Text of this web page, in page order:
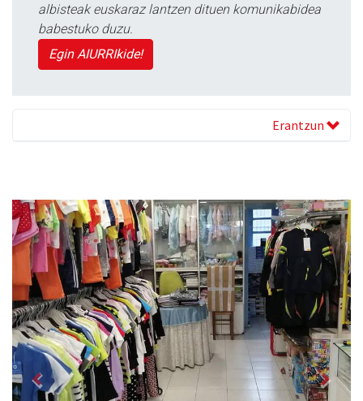
albisteak euskaraz lantzen dituen komunikabidea
babestuko duzu.
Egin AIURRIkide!
Erantzun
Previous Next